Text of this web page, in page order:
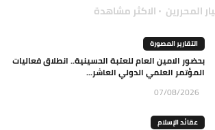
المحررين الاكثر مشاهدة
التقارير المصورة
بحضور الامين العام للعتبة الحسينية.. انطلاق فعاليات
المؤتمر العلمي الدولي العاشر...
07/08/2026
عقائد الإسلام